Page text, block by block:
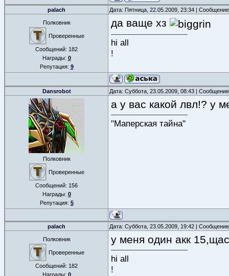
palach Дата: Пятница, 22.05.2009, 23:34 |
Полковник
Проверенные
Сообщений: 182
Награды: 0
Репутация: 9
да ваще хз
hi all
!
Dansrobot Дата: Суббота, 23.05.2009, 08:43 |
Полковник
Проверенные
Сообщений: 156
Награды: 0
Репутация: 5
а у вас какой лвл!? у
"Маперская тайна"
palach Дата: Суббота, 23.05.2009, 19:42 |
Полковник
Проверенные
Сообщений: 182
Награды: 0
у меня один акк
hi all
!